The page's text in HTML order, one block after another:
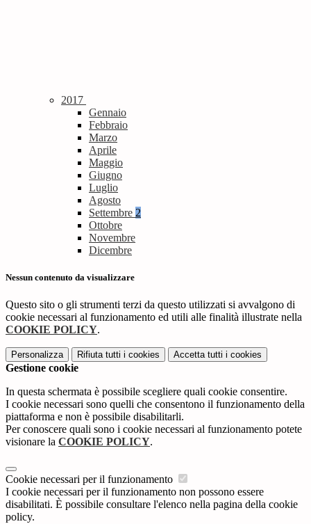
2017
Gennaio
Febbraio
Marzo
Aprile
Maggio
Giugno
Luglio
Agosto
Settembre 2
Ottobre
Novembre
Dicembre
Nessun contenuto da visualizzare
Questo sito o gli strumenti terzi da questo utilizzati si avvalgono di
cookie necessari al funzionamento ed utili alle finalità illustrate nella
COOKIE POLICY.
Personalizza Rifiuta tutti i cookies Accetta tutti i cookies
Gestione cookie
In questa schermata è possibile scegliere quali cookie consentire.
I cookie necessari sono quelli che consentono il funzionamento della
piattaforma e non è possibile disabilitarli.
Per conoscere quali sono i cookie necessari al funzionamento potete
visionare la COOKIE POLICY.
Cookie necessari per il funzionamento
I cookie necessari per il funzionamento non possono essere
disabilitati. È possibile consultare l'elenco nella pagina della cookie
policy.